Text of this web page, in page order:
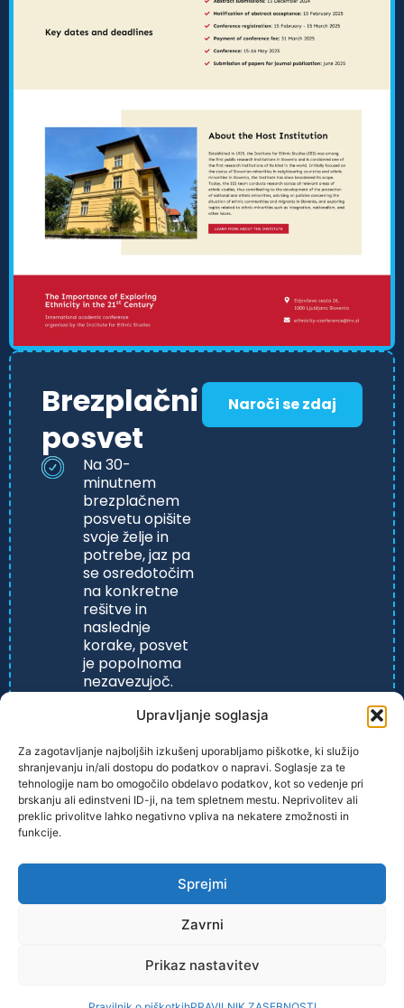
Upravljanje soglasja
Za zagotavljanje najboljših izkušenj uporabljamo piškotke, ki služijo
shranjevanju in/ali dostopu do podatkov o napravi. Soglasje za te
tehnologije nam bo omogočilo obdelavo podatkov, kot so vedenje pri
brskanju ali edinstveni ID-ji, na tem spletnem mestu. Neprivolitev ali
preklic privolitve lahko negativno vpliva na nekatere zmožnosti in
funkcije.
Sprejmi
Zavrni
Prikaz nastavitev
Brezplačni
posvet
Na 30-
minutnem
brezplačnem
posvetu opišite
svoje želje in
potrebe, jaz pa
se osredotočim
na konkretne
rešitve in
naslednje
korake, posvet
je popolnoma
nezavezujoč.
Naroči se zdaj
PRAVILNIK ZASEBONOSTI
© 2026 | Jure Prijanovič s.p. | Vse pravice pridržane.